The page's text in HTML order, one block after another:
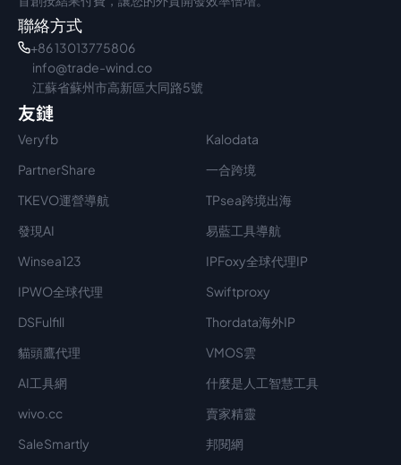
聯絡方式
+86 13013775806
info@trade-wind.co
江蘇省蘇州市高新區大同路5號
友鏈
Veryfb
Kalodata
PartnerShare
一合跨境
TKEVO運營導航
TPsea跨境出海
發現AI
易藍工具導航
Winsea123
IPFoxy全球代理IP
IPWO全球代理
Swiftproxy
DSFulfill
Thordata海外IP
貓頭鷹代理
VMOS雲
AI工具網
什麼是人工智慧工具
wivo.cc
賣家精靈
SaleSmartly
邦閱網